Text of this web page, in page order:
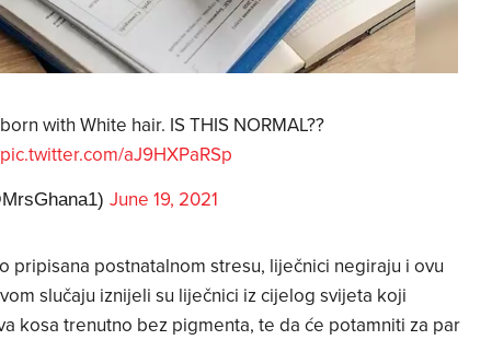
with White hair. IS THIS NORMAL??
pic.twitter.com/aJ9HXPaRSp
June 19, 2021
pripisana postnatalnom stresu, liječnici negiraju i ovu
slučaju iznijeli su liječnici iz cijelog svijeta koji
kosa trenutno bez pigmenta, te da će potamniti za par